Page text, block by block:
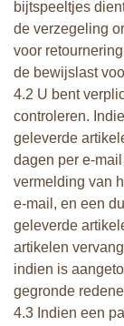
bijtspeeltjes
de verzegeling
voor
de bewijslast
4.2 U bent
controleren.
geleverde
dagen per e-
vermelding van
e-mail, en een
geleverde
artikelen
indien is
gegronde
4.3 Indien een